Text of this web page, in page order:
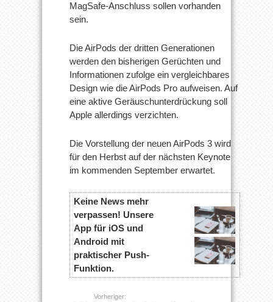
MagSafe-Anschluss sollen vorhanden
sein.
Die AirPods der dritten Generationen
werden den bisherigen Gerüchten und
Informationen zufolge ein vergleichbares
Design wie die AirPods Pro aufweisen. Auf
eine aktive Geräuschunterdrückung soll
Apple allerdings verzichten.
Die Vorstellung der neuen AirPods 3 wird
für den Herbst auf der nächsten Keynote
im kommenden September erwartet.
Keine News mehr
verpassen! Unsere
App für iOS und
Android mit
praktischer Push-
Funktion.
Vorheriger: